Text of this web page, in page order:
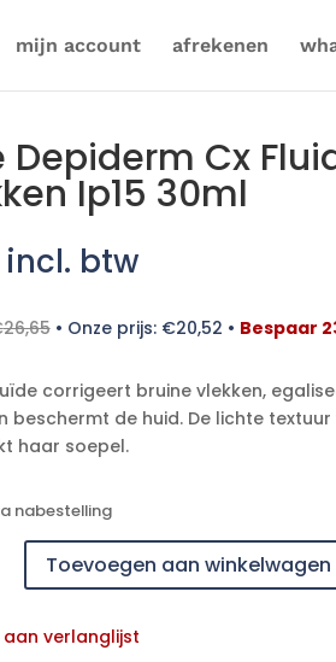
mijn account afrekenen
Depiderm Cx
Ip15 30ml
incl. btw
26,65• Onze prijs: €20,52 • Bespaar
corrigeert bruine vlekken,
beschermt de huid. De lichte
haar soepel.
nabestelling
Toevoegen aan winkelwagen
verlanglijst